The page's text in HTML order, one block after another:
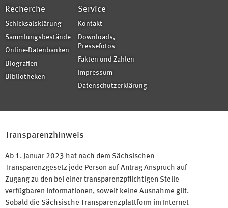
Recherche
Schicksalsklärung
Sammlungsbestände
Online-Datenbanken
Biografien
Bibliotheken
Service
Kontakt
Downloads,
Pressefotos
Fakten und Zahlen
Impressum
Datenschutzerklärung
Transparenzhinweis
Ab 1. Januar 2023 hat nach dem Sächsischen
Transparenzgesetz jede Person auf Antrag Anspruch auf
Zugang zu den bei einer transparenzpflichtigen Stelle
verfügbaren Informationen, soweit keine Ausnahme gilt.
Sobald die Sächsische Transparenzplattform im Internet